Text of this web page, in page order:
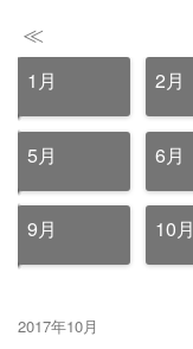
≪
1月 2月
5月 6月
9月 10月
2017年10月